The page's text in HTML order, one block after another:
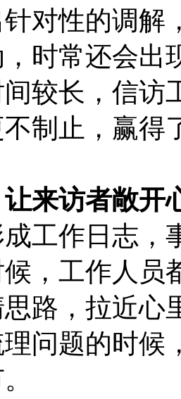
针对性的调解
时常还会出
较长，信访
制止，赢得
来访者敞开
成工作日志，
，工作人员
路，拉近心
问题的时候